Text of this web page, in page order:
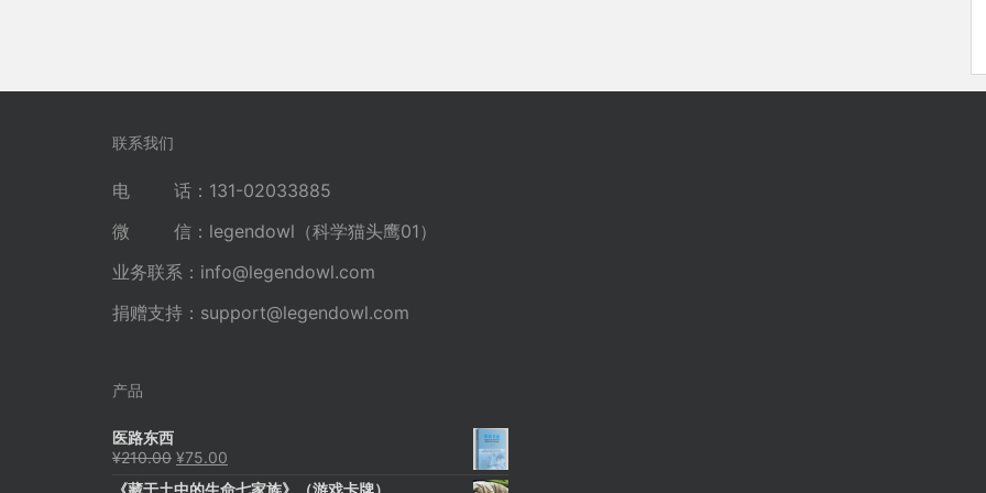
联系我们
电 话：131-02033885
微 信：legendowl（科学猫头鹰01）
业务联系： info@legendowl.com
捐赠支持： support@legendowl.com
产品
医路东西
¥210.00 原
¥75.00